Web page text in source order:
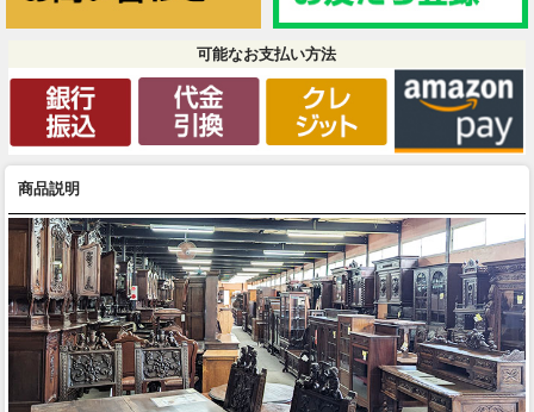
可能なお支払い方法
商品説明